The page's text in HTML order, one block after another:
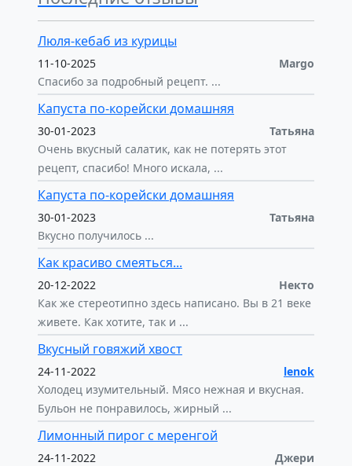
Люля-кебаб из курицы
11-10-2025
Margo
Спасибо за подробный рецепт. ...
Капуста по-корейски домашняя
30-01-2023
Татьяна
Очень вкусный салатик, как не потерять этот
рецепт, спасибо! Много искала, ...
Капуста по-корейски домашняя
30-01-2023
Татьяна
Вкусно получилось ...
Как красиво смеяться...
20-12-2022
Некто
Как же стереотипно здесь написано. Вы в 21 веке
живете. Как хотите, так и ...
Вкусный говяжий хвост
24-11-2022
lenok
Холодец изумительный. Мясо нежная и вкусная.
Бульон не понравилось, жирный ...
Лимонный пирог с меренгой
24-11-2022
Джери